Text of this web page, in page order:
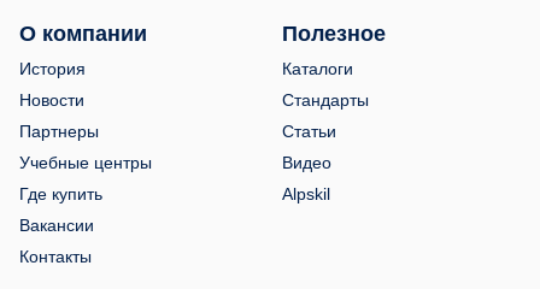
О компании
История
Новости
Партнеры
Учебные центры
Где купить
Вакансии
Контакты
Полезное
Каталоги
Стандарты
Статьи
Видео
Alpskil